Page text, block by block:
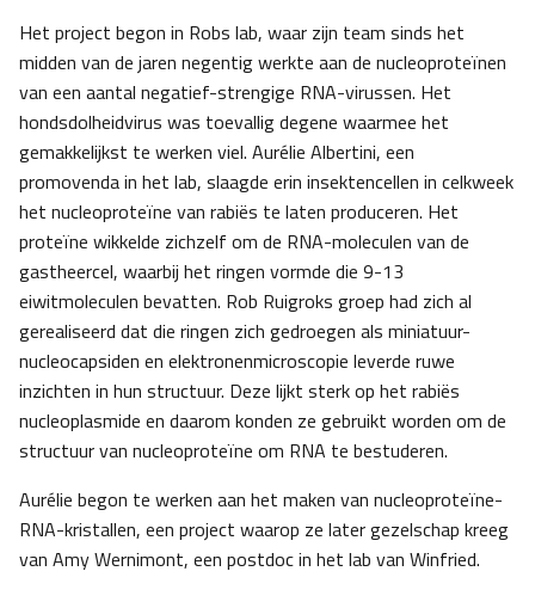
Het project begon in Robs lab, waar zijn team sinds het
midden van de jaren negentig werkte aan de nucleoproteïnen
van een aantal negatief-strengige RNA-virussen. Het
hondsdolheidvirus was toevallig degene waarmee het
gemakkelijkst te werken viel. Aurélie Albertini, een
promovenda in het lab, slaagde erin insektencellen in celkweek
het nucleoproteïne van rabiës te laten produceren. Het
proteïne wikkelde zichzelf om de RNA-moleculen van de
gastheercel, waarbij het ringen vormde die 9-13
eiwitmoleculen bevatten. Rob Ruigroks groep had zich al
gerealiseerd dat die ringen zich gedroegen als miniatuur-
nucleocapsiden en elektronenmicroscopie leverde ruwe
inzichten in hun structuur. Deze lijkt sterk op het rabiës
nucleoplasmide en daarom konden ze gebruikt worden om de
structuur van nucleoproteïne om RNA te bestuderen.
Aurélie begon te werken aan het maken van nucleoproteïne-
RNA-kristallen, een project waarop ze later gezelschap kreeg
van Amy Wernimont, een postdoc in het lab van Winfried.